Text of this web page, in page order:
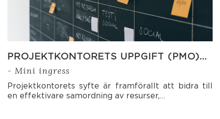
PROJEKTKONTORETS UPPGIFT (PMO)…
- Mini ingress
Projektkontorets syfte är framförallt att bidra till
en effektivare samordning av resurser,…